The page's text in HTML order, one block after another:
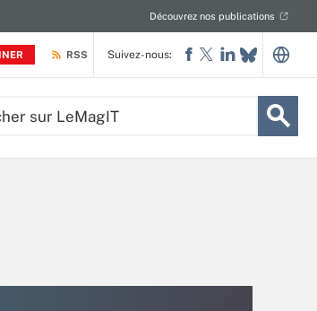
Découvrez nos publications
RSS Suivez-nous: